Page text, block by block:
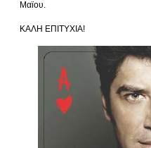
Μαϊου.
ΚΑΛΗ ΕΠΙΤΥΧΙΑ!